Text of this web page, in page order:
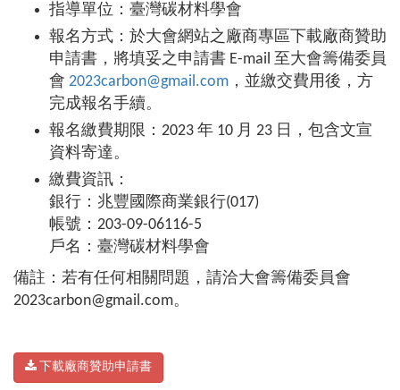
指導單位：臺灣碳材料學會
報名方式：於大會網站之廠商專區下載廠商贊助
申請書，將填妥之申請書 E-mail 至大會籌備委員
會 2023carbon@gmail.com ，並繳交費用後，方
完成報名手續。
報名繳費期限：2023 年 10 月 23 日，包含文宣
資料寄達。
繳費資訊：
銀行：兆豐國際商業銀行(017)
帳號：203-09-06116-5
戶名：臺灣碳材料學會
備註：若有任何相關問題，請洽大會籌備委員會
2023carbon@gmail.com。
下載廠商贊助申請書